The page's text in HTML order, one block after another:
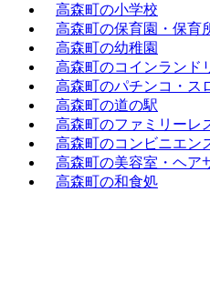
高森町の小学校
高森町の保育園・保育
高森町の幼稚園
高森町のコインランド
高森町のパチンコ・ス
高森町の道の駅
高森町のファミリーレ
高森町のコンビニエン
高森町の美容室・ヘア
高森町の和食処